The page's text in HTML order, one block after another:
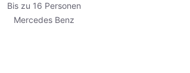
Bis zu 16 Personen
Mercedes Benz